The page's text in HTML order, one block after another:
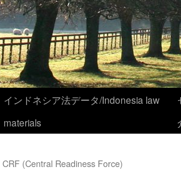
インドネシア法データ/Indonesia law
materials
(Central Readiness Force)